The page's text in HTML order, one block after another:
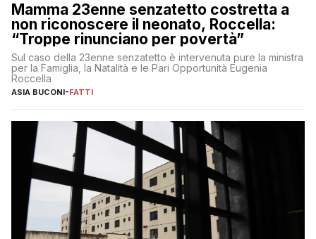
Mamma 23enne senzatetto costretta a
non riconoscere il neonato, Roccella:
“Troppe rinunciano per povertà”
Sul caso della 23enne senzatetto è intervenuta pure la ministra
per la Famiglia, la Natalità e le Pari Opportunità Eugenia
Roccella
ASIA BUCONI-FATTI